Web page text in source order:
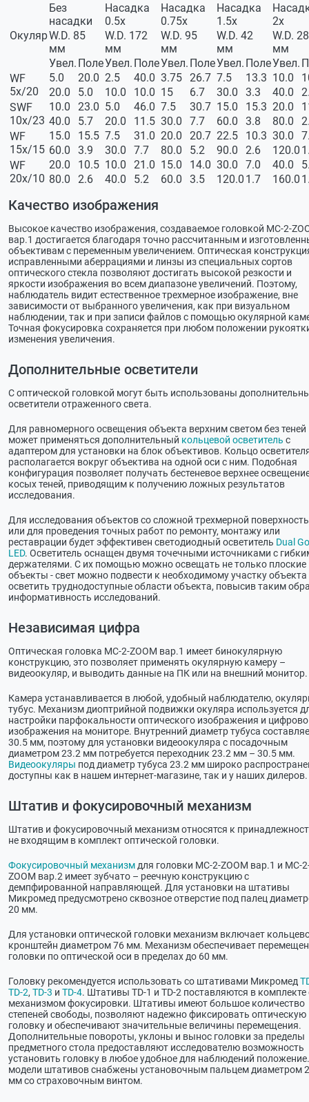
Окуляр
Без
насадки
Насадка
0.5х
Насадка
0.75х
Насадка
1.5х
2х
W.D. 85
мм
W.D. 172
мм
W.D. 95
мм
W.D. 42
мм
W.D. 28
мм
Увел. ПолеУвел. ПолеУвел. ПолеУвел. ПолеУвел.
WF
5х/20
5.0 20.0 2.5 40.0 3.75 26.7 7.5 13.3 10.0
20.0
5.0 10.0 10.0 15 6.7 30.0 3.3 40.0
SWF
10х/23
10.0 23.0 5.0 46.0 7.5 30.7 15.0 15.3 20.0
40.0
5.7 20.0 11.5 30.0 7.7 60.0 3.8 80.0
WF
15х/15
15.0 15.5 7.5 31.0 20.0 20.7 22.5 10.3 30.0
60.0
3.9 30.0 7.7 80.0 5.2 90.0 2.6 120.0
WF
20х/10
20.0 10.5 10.0 21.0 15.0 14.0 30.0 7.0 40.0
80.0
2.6 40.0 5.2 60.0 3.5 120.0 1.7 160.0
Качество изображения
Высокое качество изображения, создаваемое головкой МС-2-
вар.1 достигается благодаря точно рассчитанным и
объективам с переменным увеличением. Оптическая
исправленными аберрациями и линзы из специальных сортов
оптического стекла позволяют достигать высокой резкости и
яркости изображения во всем диапазоне увеличений. Поэтому,
наблюдатель видит естественное трехмерное изображение, вне
зависимости от выбранного увеличения, как при визуальном
наблюдении, так и при записи файлов с помощью окулярной
Точная фокусировка сохраняется при любом положении
изменения увеличения.
Дополнительные осветители
С оптической головкой могут быть использованы
осветители отраженного света.
Для равномерного освещения объекта верхним светом без теней
может применяться дополнительный кольцевой осветитель с
адаптером для установки на блок объективов. Кольцо
располагается вокруг объектива на одной оси с ним. Подобная
конфигурация позволяет получать бестеневое верхнее
косых теней, приводящим к получению ложных результатов
исследования.
Для исследования объектов со сложной трехмерной
или для проведения точных работ по ремонту, монтажу или
реставрации будет эффективен светодиодный осветитель Dual
LED. Осветитель оснащен двумя точечными источниками с
держателями. С их помощью можно освещать не только плоские
объекты - свет можно подвести к необходимому участку объекта
осветить труднодоступные области объекта, повысив таким
информативность исследований.
Независимая цифра
Оптическая головка МС-2-ZOOM вар.1 имеет бинокулярную
конструкцию, это позволяет применять окулярную камеру –
видеоокуляр, и выводить данные на ПК или на внешний монитор.
Камера устанавливается в любой, удобный наблюдателю,
тубус. Механизм диоптрийной подвижки окуляра используется
настройки парфокальности оптического изображения и
изображения на мониторе. Внутренний диаметр тубуса
30.5 мм, поэтому для установки видеоокуляра с посадочным
диаметром 23.2 мм потребуется переходник 23.2 мм – 30.5 мм.
Видеоокуляры под диаметр тубуса 23.2 мм широко
доступны как в нашем интернет-магазине, так и у наших дилеров.
Штатив и фокусировочный механизм
Штатив и фокусировочный механизм относятся к
не входящим в комплект оптической головки.
Фокусировочный механизм для головки МС-2-ZOOM вар.1 и МС-
ZOOM вар.2 имеет зубчато – реечную конструкцию с
демпфированной направляющей. Для установки на штативы
Микромед предусмотрено сквозное отверстие под палец
20 мм.
Для установки оптической головки механизм включает
кронштейн диаметром 76 мм. Механизм обеспечивает
головки по оптической оси в пределах до 60 мм.
Головку рекомендуется использовать со штативами Микромед
TD-2, TD-3 и TD-4. Штативы TD-1 и TD-2 поставляются в комплекте
механизмом фокусировки. Штативы имеют большое количество
степеней свободы, позволяют надежно фиксировать оптическую
головку и обеспечивают значительные величины перемещения.
Дополнительные повороты, уклоны и вынос головки за пределы
предметного стола предоставляют исследователю возможность
установить головку в любое удобное для наблюдений
модели штативов снабжены установочным пальцем диаметром
мм со страховочным винтом.